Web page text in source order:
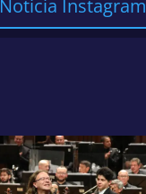
Noticia Instagram